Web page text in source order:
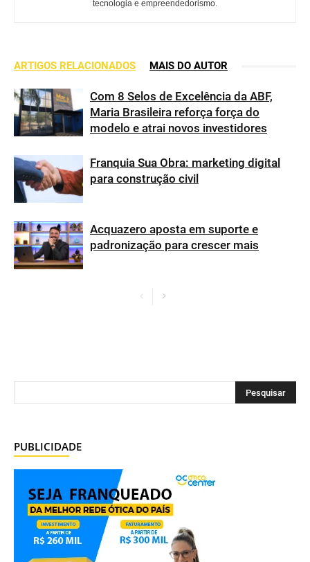
tecnologia e empreendedorismo.
ARTIGOS RELACIONADOS MAIS DO AUTOR
Com 8 Selos de Excelência da ABF,
Maria Brasileira reforça força do
modelo e atrai novos investidores
Franquia Sua Obra: marketing digital
para construção civil
Acquazero aposta em suporte e
padronização para crescer mais
PUBLICIDADE